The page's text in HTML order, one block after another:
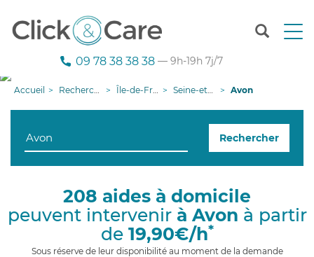
T
n
g
i
09 78 38 38 38 — 9h-19h 7j/7
Accueil Recherche aide à domicile Île-de-France Seine-et-Marne Avon
Rechercher
208 aides à domicile
peuvent intervenir à Avon à partir
de 19,90€/h*
Sous réserve de leur disponibilité au moment de la demande